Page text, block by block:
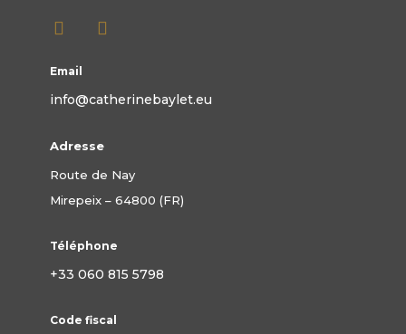
Email
info@catherinebaylet.eu
Adresse
Route de Nay
Mirepeix – 64800 (FR)
Téléphone
+33 060 815 5798
Code fiscal